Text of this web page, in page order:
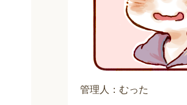
管理人：むった